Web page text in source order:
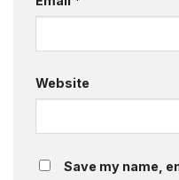
Website
Save my name,